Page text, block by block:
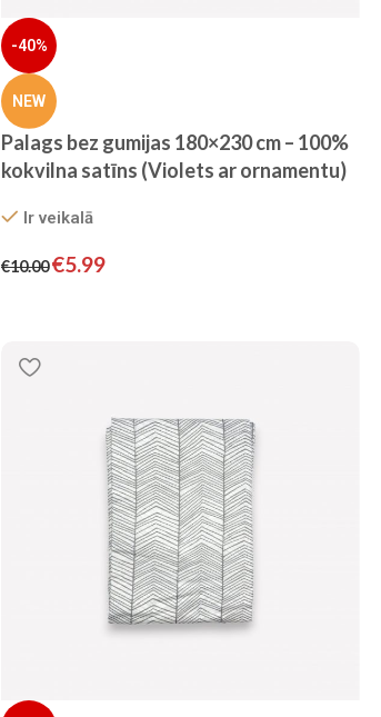
-40%
NEW
Palags bez gumijas 180×230 cm – 100%
kokvilna satīns (Violets ar ornamentu)
Ir veikalā
€10.00€5.99